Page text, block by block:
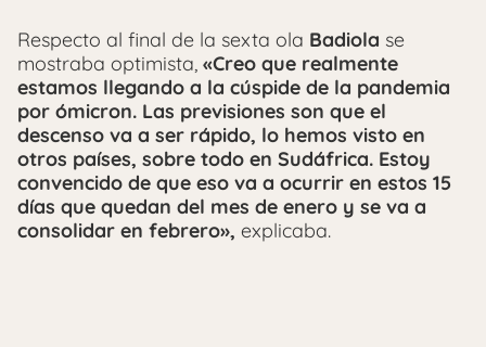
Respecto al final de la sexta ola Badiola se
mostraba optimista, «Creo que realmente
estamos llegando a la cúspide de la pandemia
por ómicron. Las previsiones son que el
descenso va a ser rápido, lo hemos visto en
otros países, sobre todo en Sudáfrica. Estoy
convencido de que eso va a ocurrir en estos 15
días que quedan del mes de enero y se va a
consolidar en febrero», explicaba.